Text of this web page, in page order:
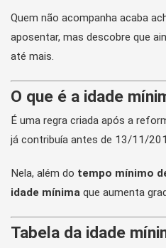
Quem não acompanha acaba
aposentar, mas descobre que
até mais.
O que é a idade
É uma regra criada após a
já contribuía antes de 13/11/
Nela, além do tempo mínimo
idade mínima que aumenta
Tabela da idade